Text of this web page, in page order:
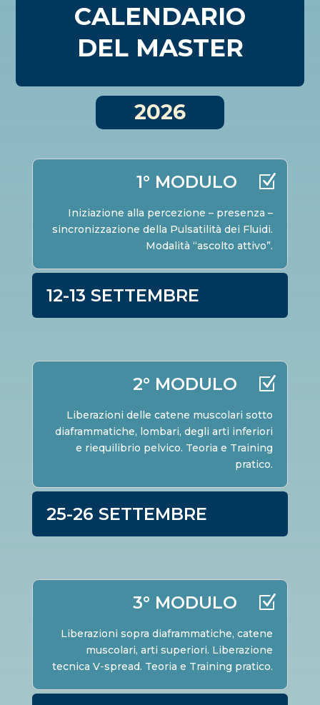
CALENDARIO
DEL MASTER
2026
1° MODULO
Iniziazione alla percezione – presenza –
sincronizzazione della Pulsatilità dei Fluidi.
Modalità “ascolto attivo”.
12-13 SETTEMBRE
2° MODULO
Liberazioni delle catene muscolari sotto
diaframmatiche, lombari, degli arti inferiori
e riequilibrio pelvico. Teoria e Training
pratico.
25-26 SETTEMBRE
3° MODULO
Liberazioni sopra diaframmatiche, catene
muscolari, arti superiori. Liberazione
tecnica V-spread. Teoria e Training pratico.